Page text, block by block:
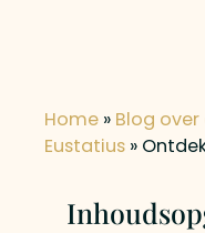
Home » Blog
Eustatius »